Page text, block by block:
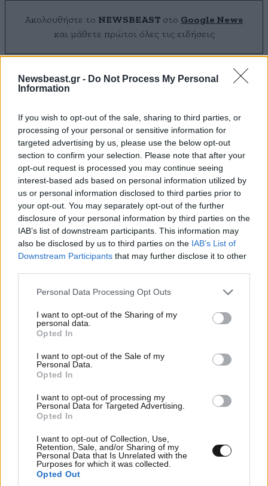
Newsbeast.gr - Do Not Process My Personal
Information
If you wish to opt-out of the sale, sharing to third parties, or
processing of your personal or sensitive information for
targeted advertising by us, please use the below opt-out
section to confirm your selection. Please note that after your
opt-out request is processed you may continue seeing
interest-based ads based on personal information utilized by
us or personal information disclosed to third parties prior to
your opt-out. You may separately opt-out of the further
disclosure of your personal information by third parties on the
IAB’s list of downstream participants. This information may
also be disclosed by us to third parties on the IAB’s List of
Downstream Participants that may further disclose it to other
Please note that this website/app uses one or more Google
not limited to your visit or usage behaviour. You may click to
grant or deny consent to Google and its third-party tags to
use your data for below specified purposes in below Google
consent section.
Personal Data Processing Opt Outs
I want to opt-out of the Sharing of my
personal data.
Opted In
I want to opt-out of the Sale of my
Personal Data.
Opted In
I want to opt-out of processing my
Personal Data for Targeted Advertising.
Opted In
I want to opt-out of Collection, Use,
Retention, Sale, and/or Sharing of my
Personal Data that Is Unrelated with the
Purposes for which it was collected.
Opted Out
Ακολουθήστε το NEWSBEAST στο Google News
και μάθετε πρώτοι όλες τις ειδήσεις
0 ΣΧΌΛΙΑ ΑΝΑΓΝΩΣΤΏΝ